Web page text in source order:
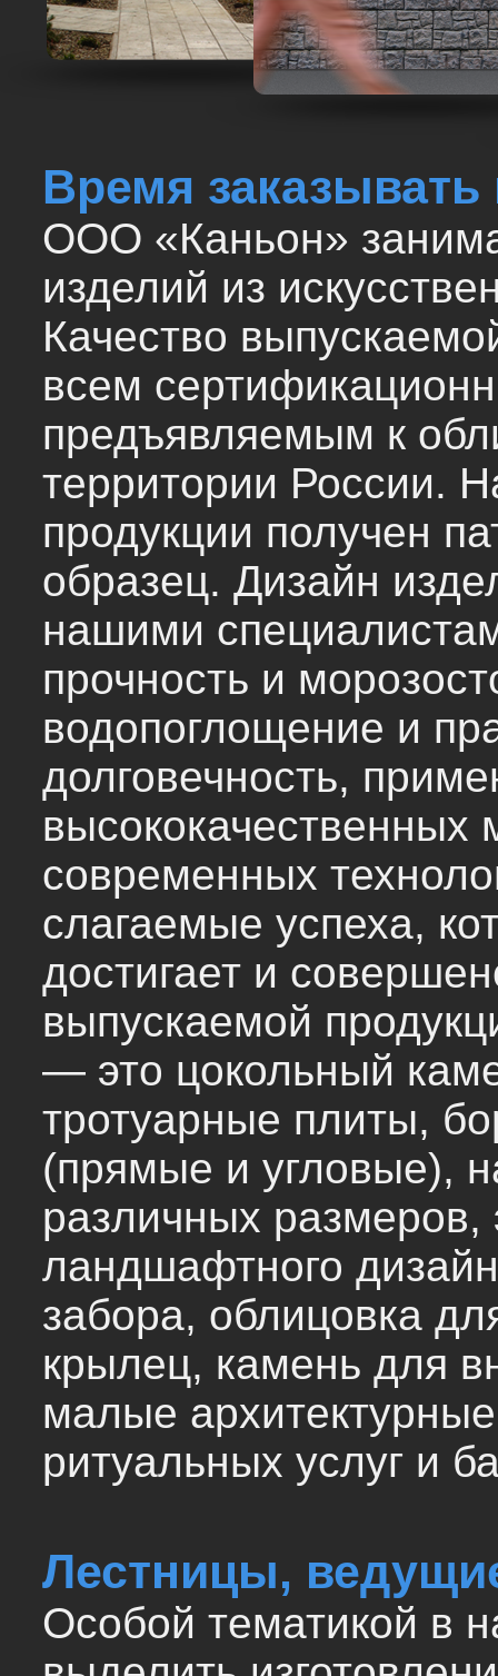
Время заказывать
ООО «Каньон»
изделий из
Качество
всем
предъявляемым к
территории России.
продукции получен
образец. Дизайн
нашими
прочность и
водопоглощение и
долговечность,
высококачественных
современных
слагаемые успеха,
достигает и
выпускаемой
— это цокольный
тротуарные плиты,
(прямые и угловые),
различных
ландшафтного
забора, облицовка
крылец, камень для
малые
ритуальных услуг и
Лестницы,
Особой тематикой в